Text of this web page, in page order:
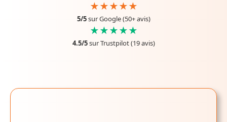
★★★★★
5/5sur Google (50+ avis)
★★★★★
4.5/5sur Trustpilot (19 avis)